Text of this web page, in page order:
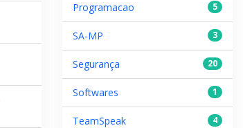
5
Programacao
3
SA-MP
20
Segurança
1
Softwares
4
TeamSpeak